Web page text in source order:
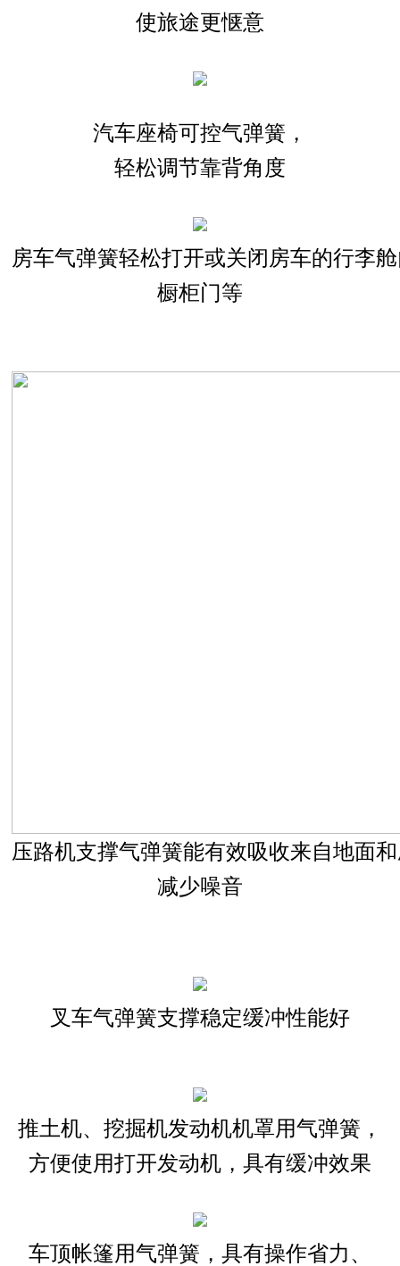
使旅途更惬意
汽车座椅可控气弹簧，
轻松调节靠背角度
房车气弹簧轻松打开或关闭房车的行李
橱柜门等
压路机支撑气弹簧能有效吸收来自地面
减少噪音
叉车气弹簧支撑稳定缓冲性能好
推土机、挖掘机发动机机罩用气弹簧，
方便使用打开发动机，具有缓冲效果
车顶帐篷用气弹簧，具有操作省力、